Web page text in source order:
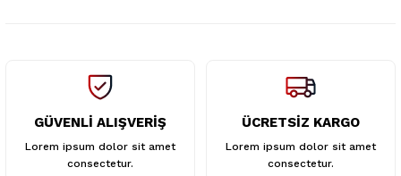
GÜVENLİ ALIŞVERİŞ
Lorem ipsum dolor sit amet
consectetur.
ÜCRETSİZ KARGO
Lorem ipsum dolor sit amet
consectetur.